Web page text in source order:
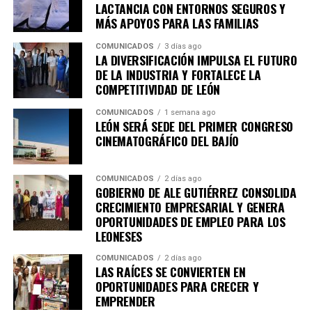
comercializar sus productos, generando beneficios
económicos y sociales para sus comunidades.
Esta nueva sede complementa el trabajo de la primera
Academia de Emprendimiento, enfocada principalmente
en empleabilidad, desarrollo de habilidades para el
trabajo y autoempleo.
Con ello, el Municipio cuenta ahora con dos academias
en operación, mientras que la nueva sede se especializa
en sostenibilidad, innovación, agroindustria y
tecnologías aplicadas al campo, así lo destacó Adriana
Ruiz Pérez, encargada de despacho de la dirección
general de Innovación.
“Está segunda academia tiene ahora una vocación en
innovación y sostenibilidad; la primera abrió sus
puertas hace un año y fue enfocada en fortalecer
LACTANCIA CON ENTORNOS SEGUROS Y
MÁS APOYOS PARA LAS FAMILIAS
COMUNICADOS 3 días ago
LA DIVERSIFICACIÓN IMPULSA EL FUTURO
DE LA INDUSTRIA Y FORTALECE LA
COMPETITIVIDAD DE LEÓN
COMUNICADOS 1 semana ago
LEÓN SERÁ SEDE DEL PRIMER CONGRESO
CINEMATOGRÁFICO DEL BAJÍO
COMUNICADOS 2 días ago
GOBIERNO DE ALE GUTIÉRREZ CONSOLIDA
CRECIMIENTO EMPRESARIAL Y GENERA
OPORTUNIDADES DE EMPLEO PARA LOS
LEONESES
COMUNICADOS 2 días ago
LAS RAÍCES SE CONVIERTEN EN
OPORTUNIDADES PARA CRECER Y
EMPRENDER